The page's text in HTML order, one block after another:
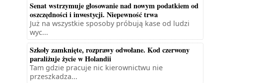
Senat wstrzymuje głosowanie nad nowym podatkiem od
oszczędności i inwestycji. Niepewność trwa
Już na wszystkie sposoby próbują kase od ludzi
wyc...
Szkoły zamknięte, rozprawy odwołane. Kod czerwony
paraliżuje życie w Holandii
Tam gdzie pracuje nic kierownictwu nie
przeszkadza...